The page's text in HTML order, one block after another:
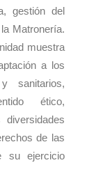
gestión del
Matronería.
muestra
a los
sanitarios,
ético,
de las
su ejercicio